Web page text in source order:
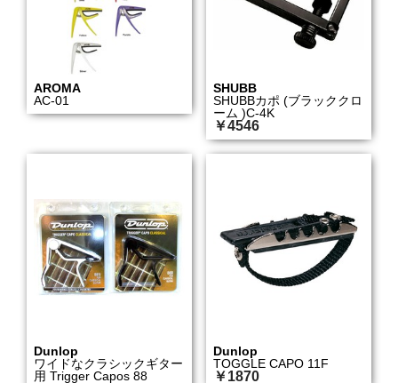
AROMA
AC-01
SHUBB
SHUBBカポ (ブラッククロ
ーム )C-4K
￥4546
Dunlop
ワイドなクラシックギター
用 Trigger Capos 88
Dunlop
TOGGLE CAPO 11F
￥1870